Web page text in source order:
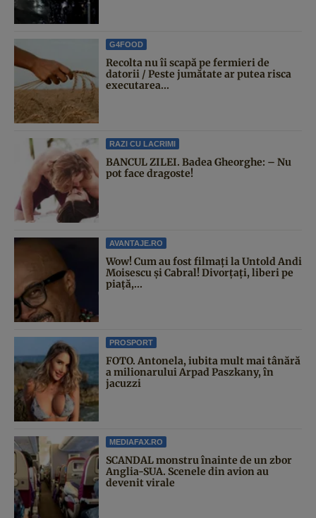
G4FOOD
Recolta nu îi scapă pe fermieri de
datorii / Peste jumătate ar putea risca
executarea...
RAZI CU LACRIMI
BANCUL ZILEI. Badea Gheorghe: – Nu
pot face dragoste!
AVANTAJE.RO
Wow! Cum au fost filmați la Untold Andi
Moisescu și Cabral! Divorțați, liberi pe
piață,...
PROSPORT
FOTO. Antonela, iubita mult mai tânără
a milionarului Arpad Paszkany, în
jacuzzi
MEDIAFAX.RO
SCANDAL monstru înainte de un zbor
Anglia-SUA. Scenele din avion au
devenit virale